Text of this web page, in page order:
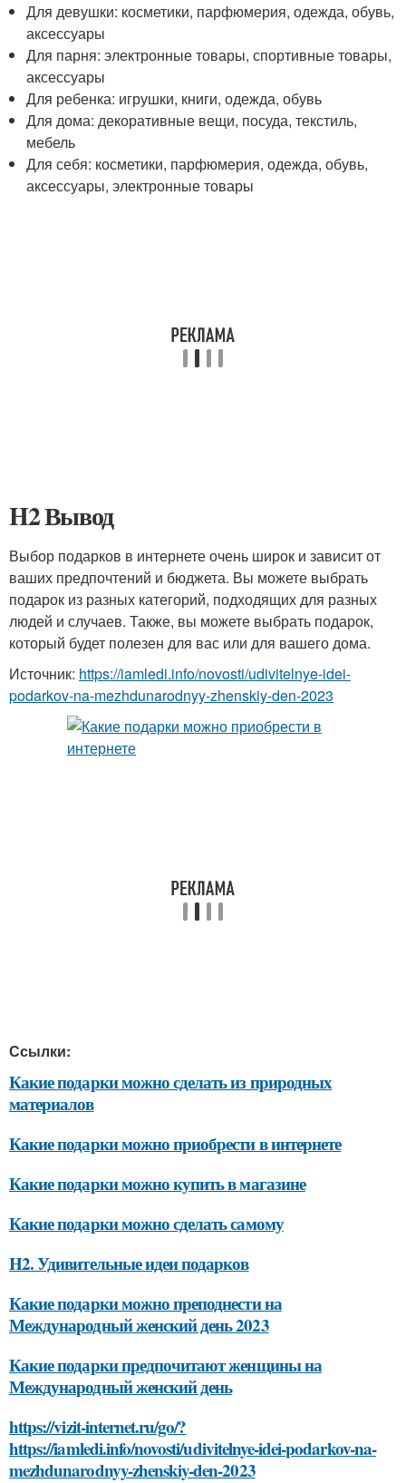
Для девушки: косметики, парфюмерия, одежда, обувь,
аксессуары
Для парня: электронные товары, спортивные товары,
аксессуары
Для ребенка: игрушки, книги, одежда, обувь
Для дома: декоративные вещи, посуда, текстиль,
мебель
Для себя: косметики, парфюмерия, одежда, обувь,
аксессуары, электронные товары
H2 Вывод
Выбор подарков в интернете очень широк и зависит от
ваших предпочтений и бюджета. Вы можете выбрать
подарок из разных категорий, подходящих для разных
людей и случаев. Также, вы можете выбрать подарок,
который будет полезен для вас или для вашего дома.
Источник: https://iamledi.info/novosti/udivitelnye-idei-
podarkov-na-mezhdunarodnyy-zhenskiy-den-2023
Ссылки:
Какие подарки можно сделать из природных
материалов
Какие подарки можно приобрести в интернете
Какие подарки можно купить в магазине
Какие подарки можно сделать самому
H2. Удивительные идеи подарков
Какие подарки можно преподнести на
Международный женский день 2023
Какие подарки предпочитают женщины на
Международный женский день
https://vizit-internet.ru/go/?
https://iamledi.info/novosti/udivitelnye-idei-podarkov-na-
mezhdunarodnyy-zhenskiy-den-2023